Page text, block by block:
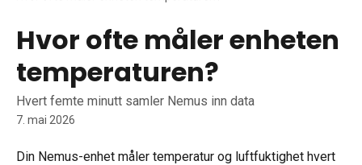
Hvor ofte måler enheten
temperaturen?
Hvert femte minutt samler Nemus inn data
7. mai 2026
Din Nemus-enhet måler temperatur og luftfuktighet hvert